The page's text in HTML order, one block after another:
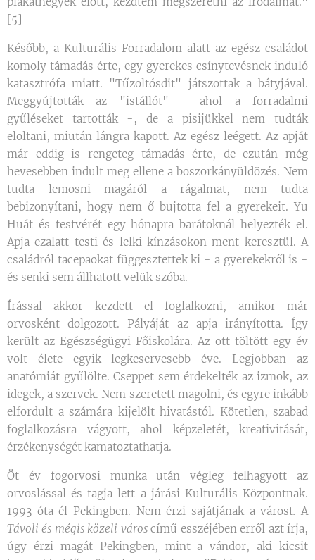
[5]
Később, a Kulturális Forradalom alatt az egész családot
komoly támadás érte, egy gyerekes csínytevésnek induló
katasztrófa miatt. "Tűzoltósdit" játszottak a bátyjával.
Meggyújtották az "istállót" - ahol a forradalmi
gyűléseket tartották -, de a pisijükkel nem tudták
eloltani, miután lángra kapott. Az egész leégett. Az apját
már eddig is rengeteg támadás érte, de ezután még
hevesebben indult meg ellene a boszorkányüldözés. Nem
tudta lemosni magáról a rágalmat, nem tudta
bebizonyítani, hogy nem ő bujtotta fel a gyerekeit. Yu
Huát és testvérét egy hónapra barátoknál helyezték el.
Apja ezalatt testi és lelki kínzásokon ment keresztül. A
családról tacepaokat függesztettek ki - a gyerekekről is -
és senki sem állhatott velük szóba.
Írással akkor kezdett el foglalkozni, amikor már
orvosként dolgozott. Pályáját az apja irányította. Így
került az Egészségügyi Főiskolára. Az ott töltött egy év
volt élete egyik legkeservesebb éve. Legjobban az
anatómiát gyűlölte. Cseppet sem érdekelték az izmok, az
idegek, a szervek. Nem szeretett magolni, és egyre inkább
elfordult a számára kijelölt hivatástól. Kötetlen, szabad
foglalkozásra vágyott, ahol képzeletét, kreativitását,
érzékenységét kamatoztathatja.
Öt év fogorvosi munka után végleg felhagyott az
orvoslással és tagja lett a járási Kulturális Központnak.
1993 óta él Pekingben. Nem érzi sajátjának a várost.A
Távoli és mégis közeli városcímű esszéjében erről azt írja,
úgy érzi magát Pekingben, mint a vándor, aki kicsit